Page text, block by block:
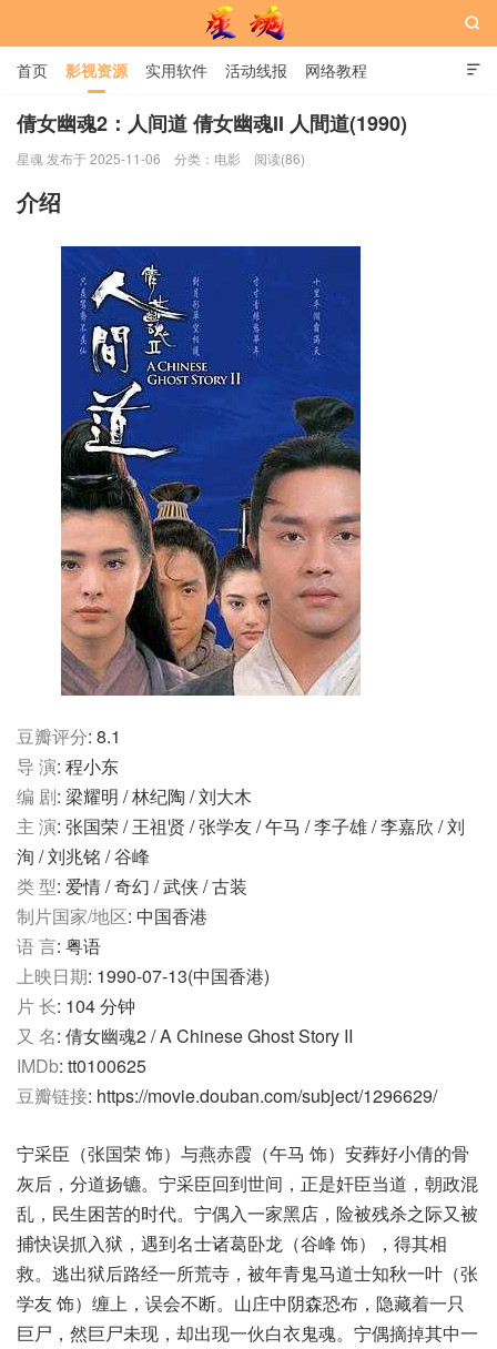

首页 影视资源 实用软件 活动线报 网络教程
用户中心 书籍 娱乐

倩女幽魂2：人间道 倩女幽魂II 人間道(1990)
星魂 发布于 2025-11-06 分类： 电影 阅读(86)
介绍
豆瓣评分: 8.1
导 演: 程小东
编 剧: 梁耀明 / 林纪陶 / 刘大木
主 演: 张国荣 / 王祖贤 / 张学友 / 午马 / 李子雄 / 李嘉欣 / 刘
洵 / 刘兆铭 / 谷峰
类 型: 爱情 / 奇幻 / 武侠 / 古装
制片国家/地区: 中国香港
语 言: 粤语
上映日期: 1990-07-13(中国香港)
片 长: 104 分钟
又 名: 倩女幽魂2 / A Chinese Ghost Story II
IMDb: tt0100625
豆瓣链接: https://movie.douban.com/subject/1296629/
宁采臣（张国荣 饰）与燕赤霞（午马 饰）安葬好小倩的骨
灰后，分道扬镳。宁采臣回到世间，正是奸臣当道，朝政混
乱，民生困苦的时代。宁偶入一家黑店，险被残杀之际又被
捕快误抓入狱，遇到名士诸葛卧龙（谷峰 饰），得其相
救。逃出狱后路经一所荒寺，被年青鬼马道士知秋一叶（张
学友 饰）缠上，误会不断。山庄中阴森恐布，隐藏着一只
巨尸，然巨尸未现，却出现一伙白衣鬼魂。宁偶摘掉其中一